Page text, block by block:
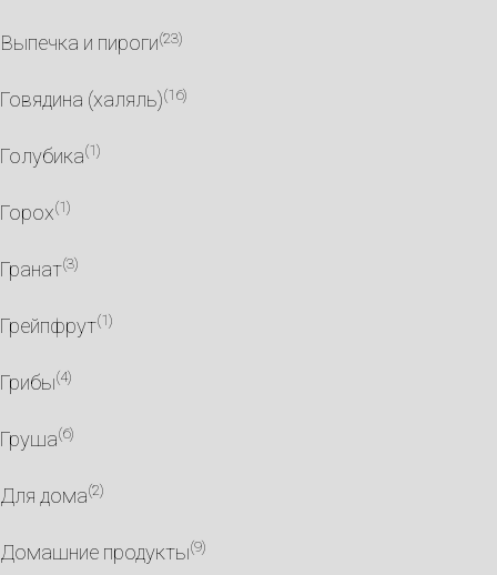
Выпечка и пироги(23)
Говядина (халяль)(16)
Голубика(1)
Горох(1)
Гранат(3)
Грейпфрут(1)
Грибы(4)
Груша(6)
Для дома(2)
Домашние продукты(9)